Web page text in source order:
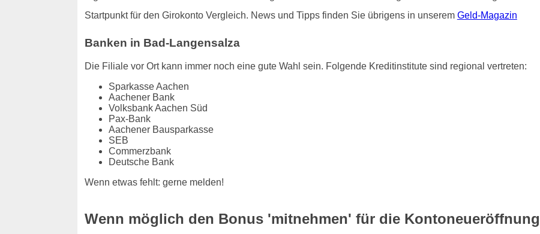
Startpunkt für den Girokonto Vergleich. News und Tipps finden Sie übrigens in unserem Geld-Magazin
Banken in Bad-Langensalza
Die Filiale vor Ort kann immer noch eine gute Wahl sein. Folgende Kreditinstitute sind regional vertreten:
Sparkasse Aachen
Aachener Bank
Volksbank Aachen Süd
Pax-Bank
Aachener Bausparkasse
SEB
Commerzbank
Deutsche Bank
Wenn etwas fehlt: gerne melden!
Wenn möglich den Bonus 'mitnehmen' für die Kontoneueröffnung